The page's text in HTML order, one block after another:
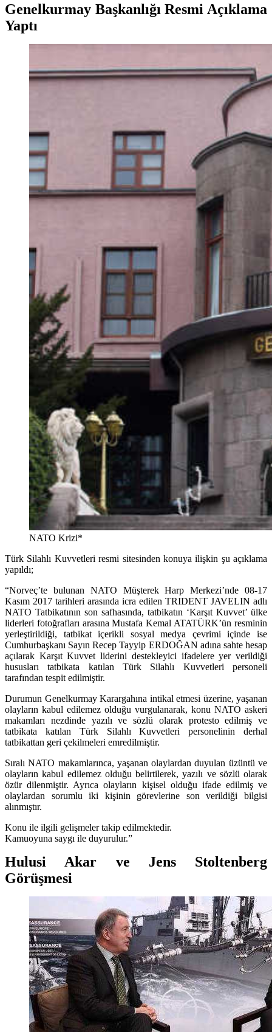
Genelkurmay Başkanlığı Resmi Açıklama
Yaptı
NATO Krizi*
Türk Silahlı Kuvvetleri resmi sitesinden konuya ilişkin şu açıklama
yapıldı;
“Norveç’te bulunan NATO Müşterek Harp Merkezi’nde 08-17
Kasım 2017 tarihleri arasında icra edilen TRIDENT JAVELIN adlı
NATO Tatbikatının son safhasında, tatbikatın ‘Karşıt Kuvvet’ ülke
liderleri fotoğrafları arasına Mustafa Kemal ATATÜRK’ün resminin
yerleştirildiği, tatbikat içerikli sosyal medya çevrimi içinde ise
Cumhurbaşkanı Sayın Recep Tayyip ERDOĞAN adına sahte hesap
açılarak Karşıt Kuvvet liderini destekleyici ifadelere yer verildiği
hususları tatbikata katılan Türk Silahlı Kuvvetleri personeli
tarafından tespit edilmiştir.
Durumun Genelkurmay Karargahına intikal etmesi üzerine, yaşanan
olayların kabul edilemez olduğu vurgulanarak, konu NATO askeri
makamları nezdinde yazılı ve sözlü olarak protesto edilmiş ve
tatbikata katılan Türk Silahlı Kuvvetleri personelinin derhal
tatbikattan geri çekilmeleri emredilmiştir.
Sıralı NATO makamlarınca, yaşanan olaylardan duyulan üzüntü ve
olayların kabul edilemez olduğu belirtilerek, yazılı ve sözlü olarak
özür dilenmiştir. Ayrıca olayların kişisel olduğu ifade edilmiş ve
olaylardan sorumlu iki kişinin görevlerine son verildiği bilgisi
alınmıştır.
Konu ile ilgili gelişmeler takip edilmektedir.
Kamuoyuna saygı ile duyurulur.”
Hulusi Akar ve Jens Stoltenberg
Görüşmesi